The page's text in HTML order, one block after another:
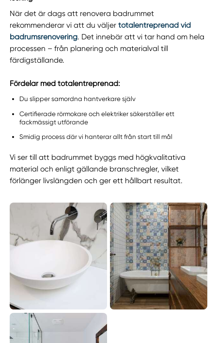
När det är dags att renovera badrummet
rekommenderar vi att du väljertotalentreprenad vid
badrumsrenovering. Det innebär att vi tar hand om hela
processen – från planering och materialval till
färdigställande.
Fördelar med totalentreprenad:
Du slipper samordna hantverkare själv
Certifierade rörmokare och elektriker säkerställer ett
fackmässigt utförande
Smidig process där vi hanterar allt från start till mål
Vi ser till att badrummet byggs med högkvalitativa
material och enligt gällande branschregler, vilket
förlänger livslängden och ger ett hållbart resultat.